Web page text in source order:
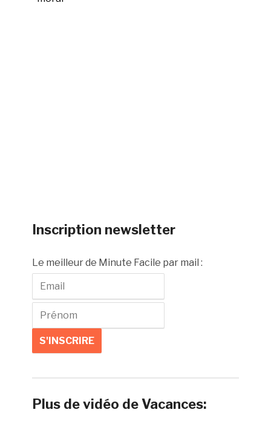
Inscription newsletter
Le meilleur de Minute Facile par mail :
Plus de vidéo de Vacances: